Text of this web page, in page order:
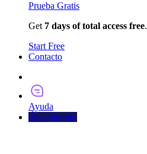
Prueba Gratis
Get 7 days of total access free.
Start Free
Contacto
Ayuda
Área clientes